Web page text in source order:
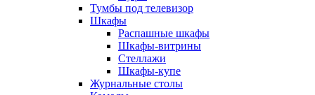
Тумбы под телевизор
Шкафы
Распашные шкафы
Шкафы-витрины
Стеллажи
Шкафы-купе
Журнальные столы